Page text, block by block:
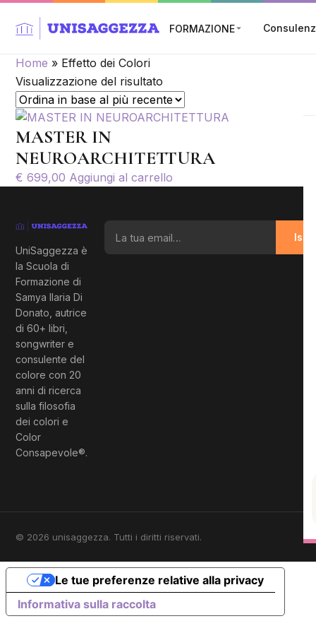
FORMAZIONE
Home » Effetto dei Colori
Visualizzazione del risultato
MASTER IN
NEUROARCHITETTURA
€ 699,00 Aggiungi al carrello
UniSaggezza è
la Scuola di
Formazione di
Samya Ilaria Di
Donato, autrice
di 60+ libri,
songwriter e
consulente del
colore con 20
anni di ricerca
sulla filosofia
dei colori e
Color
Consapevole®.
© 2026 unisaggezza. Tutti i diritti riservati.
Informativa sulla raccolta
Le tue preferenze relative alla privacy